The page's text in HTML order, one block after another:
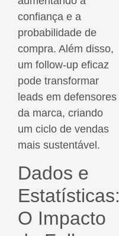
confiança e a
probabilidade de
compra. Além disso,
um follow-up eficaz
pode transformar
leads em defensores
da marca, criando
um ciclo de vendas
mais sustentável.
Dados e
Estatísticas:
O Impacto